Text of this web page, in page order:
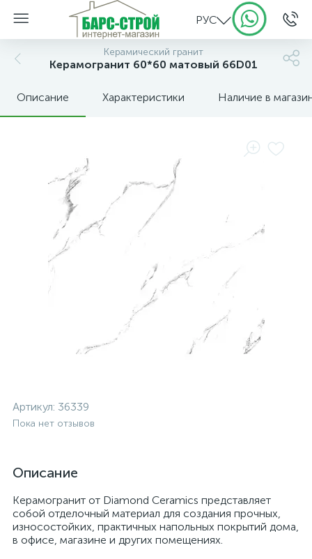
РУС
Керамический гранит
Керамогранит 60*60 матовый 66D01
Описание Характеристики Наличие в
Артикул: 36339
Пока нет отзывов
Описание
Керамогранит от Diamond Ceramics представляет
собой отделочный материал для создания прочных,
износостойких, практичных напольных покрытий дома,
в офисе, магазине и других помещениях.